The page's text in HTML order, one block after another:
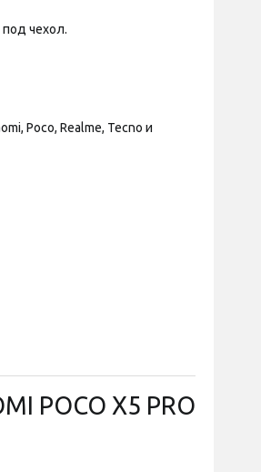
чехол.
Poco, Realme, Tecno и
POCO X5 PRO